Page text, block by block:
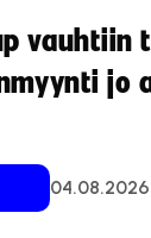
vauhtiin
jo
04.08.2026